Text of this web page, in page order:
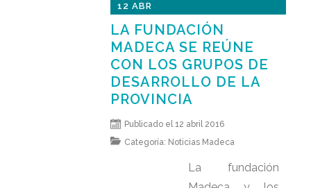
12 ABR
LA FUNDACIÓN
MADECA SE REÚNE
CON LOS GRUPOS DE
DESARROLLO DE LA
PROVINCIA
Publicado el 12 abril 2016
Categoría: Noticias Madeca
La fundación